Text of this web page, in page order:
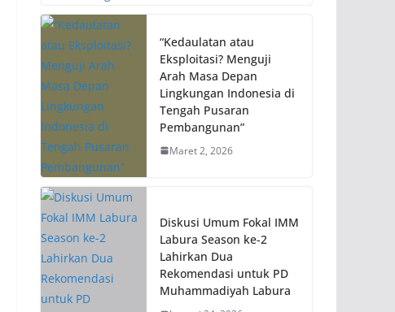
“Kedaulatan atau
Eksploitasi? Menguji
Arah Masa Depan
Lingkungan Indonesia di
Tengah Pusaran
Pembangunan”
Maret 2, 2026
Diskusi Umum Fokal IMM
Labura Season ke-2
Lahirkan Dua
Rekomendasi untuk PD
Muhammadiyah Labura